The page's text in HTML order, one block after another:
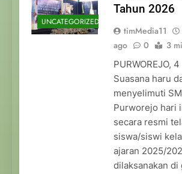
UNCATEGORIZED
Tahun 2026
timMedia11
ago
0 3
PURWOREJO,
Suasana haru
menyelimuti
Purworejo hari
secara resmi
siswa/siswi
ajaran 2025/
dilaksanakan di